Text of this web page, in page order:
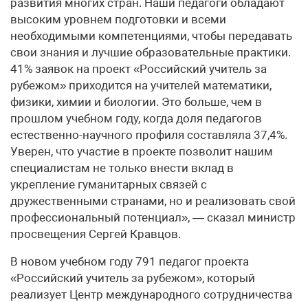
высоким уровнем подготовки и всеми
необходимыми компетенциями, чтобы передавать
свои знания и лучшие образовательные практики.
41% заявок на проект «Российский учитель за
рубежом» приходится на учителей математики,
физики, химии и биологии. Это больше, чем в
прошлом учебном году, когда доля педагогов
естественно-научного профиля составляла 37,4%.
Уверен, что участие в проекте позволит нашим
специалистам не только внести вклад в
укрепление гуманитарных связей с
дружественными странами, но и реализовать свой
профессиональный потенциал», — сказал министр
просвещения Сергей Кравцов.
В новом учебном году 791 педагог проекта
«Российский учитель за рубежом», который
реализует Центр международного сотрудничества